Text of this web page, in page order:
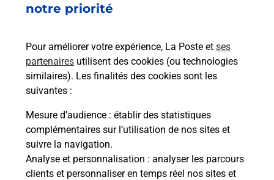
notre priorité
Pour améliorer votre expérience, La Poste et ses
partenaires utilisent des cookies (ou technologies
similaires). Les finalités des cookies sont les
suivantes :
Mesure d’audience : établir des statistiques
complémentaires sur l’utilisation de nos sites et
suivre la navigation.
Analyse et personnalisation : analyser les parcours
clients et personnaliser en temps réel nos sites et
Acheter un iPhone neuf ou reconditionné
Vous recherchez un smartphone pas cher proche
de chez vous ? Découvrez notre offre de
téléphones iPhone Apple dans vos bureaux de
Poste à MORHANGE (57340) !